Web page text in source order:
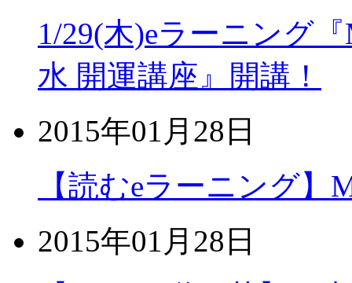
1/29(木)eラーニング
水 開運講座』開講！
2015年01月28日
【読むeラーニング】
2015年01月28日